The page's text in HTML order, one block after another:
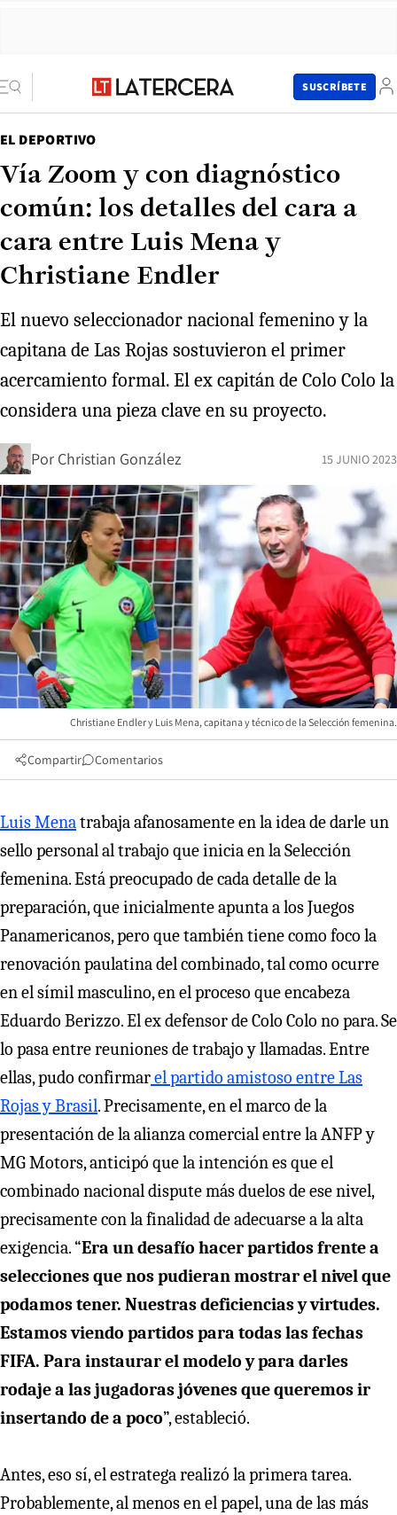
SUSCRÍBETE
EL DEPORTIVO
Vía Zoom y con diagnóstico
común: los detalles del cara a
cara entre Luis Mena y
Christiane Endler
El nuevo seleccionador nacional femenino y la
capitana de Las Rojas sostuvieron el primer
acercamiento formal. El ex capitán de Colo Colo la
considera una pieza clave en su proyecto.
Por Christian González 15 JUNIO 2023
Christiane Endler y Luis Mena, capitana y técnico de la Selección femenina.
Compartir Comentarios
Luis Menatrabaja afanosamente en la idea de darle un
sello personal al trabajo que inicia en la Selección
femenina. Está preocupado de cada detalle de la
preparación, que inicialmente apunta a los Juegos
Panamericanos, pero que también tiene como foco la
renovación paulatina del combinado, tal como ocurre
en el símil masculino, en el proceso que encabeza
Eduardo Berizzo. El ex defensor de Colo Colo no para. Se
lo pasa entre reuniones de trabajo y llamadas. Entre
ellas, pudo confirmarel partido amistoso entre Las
Rojas y Brasil. Precisamente, en el marco de la
presentación de la alianza comercial entre la ANFP y
MG Motors, anticipó que la intención es que el
combinado nacional dispute más duelos de ese nivel,
precisamente con la finalidad de adecuarse a la alta
exigencia. “Era un desafío hacer partidos frente a
selecciones que nos pudieran mostrar el nivel que
podamos tener. Nuestras deficiencias y virtudes.
Estamos viendo partidos para todas las fechas
FIFA. Para instaurar el modelo y para darles
rodaje a las jugadoras jóvenes que queremos ir
insertando de a poco”, estableció.
Antes, eso sí, el estratega realizó la primera tarea.
Probablemente, al menos en el papel, una de las más